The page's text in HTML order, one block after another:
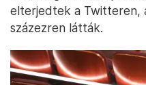
elterjedtek a Twitteren,
százezren látták.